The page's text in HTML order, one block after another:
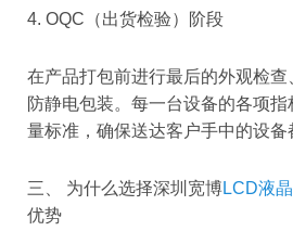
4. OQC（出货检验）阶段
在产品打包前进行最后的外观检查
防静电包装。每一台设备的各项
量标准，确保送达客户手中的设备
三、 为什么选择深圳宽博LCD液
优势